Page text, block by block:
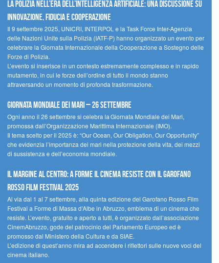
La polizia nell’era dell’Intelligenza Artificiale: una discussione su
innovazione, fiducia e cooperazione
Il 9 settembre 2025, UNICRI, INTERPOL e la Task Force Inter-Agenzia
delle Nazioni Unite sulla Polizia (IATF-P) hanno organizzato un evento per
celebrare la Giornata Internazionale della Cooperazione a Sostegno delle
Forze di Polizia.
L’evento si inserisce in un contesto estremamente complesso e in rapido
mutamento, in cui le forze dell’ordine di tutto il mondo stanno
attraversando un momento di profonda trasformazione.
Giornata Mondiale dei Mari – 26 settembre
Ogni anno il 26 settembre si celebra la Giornata Mondiale dei Mari,
promossa dall’Organizzazione Marittima Internazionale (IMO).
Il tema scelto per il 2025 è: “Our Ocean, Our Obligation, Our Opportunity”
che evidenzia l’importanza dei mari nella protezione della vita, dei mezzi
di sussistenza e dell’economia mondiale.
Il margine al centro: a Forme il cinema resiste con il Garofano
Rosso Film Festival 2025
Al via dal 1 al 7 settembre, alla quinta edizione del Garofano Rosso Film
Festival a Forme di Massa d’Albe in Abruzzo, emblema di un cinema che
resiste. L’evento, gratuito e aperto a tutti, è organizzato dall’associazione
CinemAbruzzo, gode del patrocinio del Parlamento Europeo ed è
promosso dal Ministero della Cultura e da SIAE.
L’edizione di quest’anno mira ad accendere i riflettori sulle nuove voci del
cinema italiano.